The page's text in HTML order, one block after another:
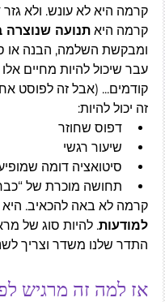
קרמה היא לא עונש. ולא גזר
קרמה היא תנועה שנוצרה
ומבקשת השלמה, הבנה או
עבר שיכול להיות מחיים
קודמים... (אבל זה לפוסט
זה יכול להיות:
דפוס שחוזר
שיעור רגשי
סיטואציה דומה
תחושה מוכרת של “כבר
קרמה לא באה להכאיב.
למודעות. להיות סוג של
התדר שלנו משדר וצריך
אז למה זה מרגיש